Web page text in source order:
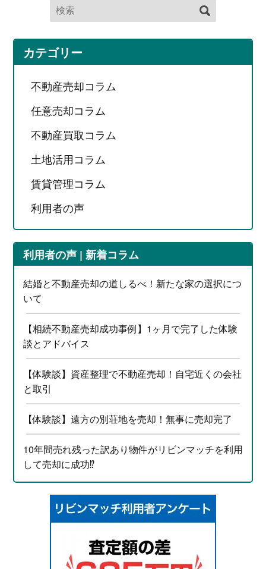
カテゴリー
不動産売却コラム
任意売却コラム
不動産買取コラム
土地活用コラム
賃貸管理コラム
利用者の声
利用者の声 | 新着コラム
結婚と不動産売却の道しるべ！新たな家の選択につ
いて
【相続不動産売却成功事例】1ヶ月で完了した体験
談とアドバイス
【体験談】資産整理で不動産売却！自宅近くの会社
と取引
【体験談】遠方の別荘地を売却！無事に売却完了
10年間売れ残った訳あり物件がリビンマッチを利用
して売却に成功⁉